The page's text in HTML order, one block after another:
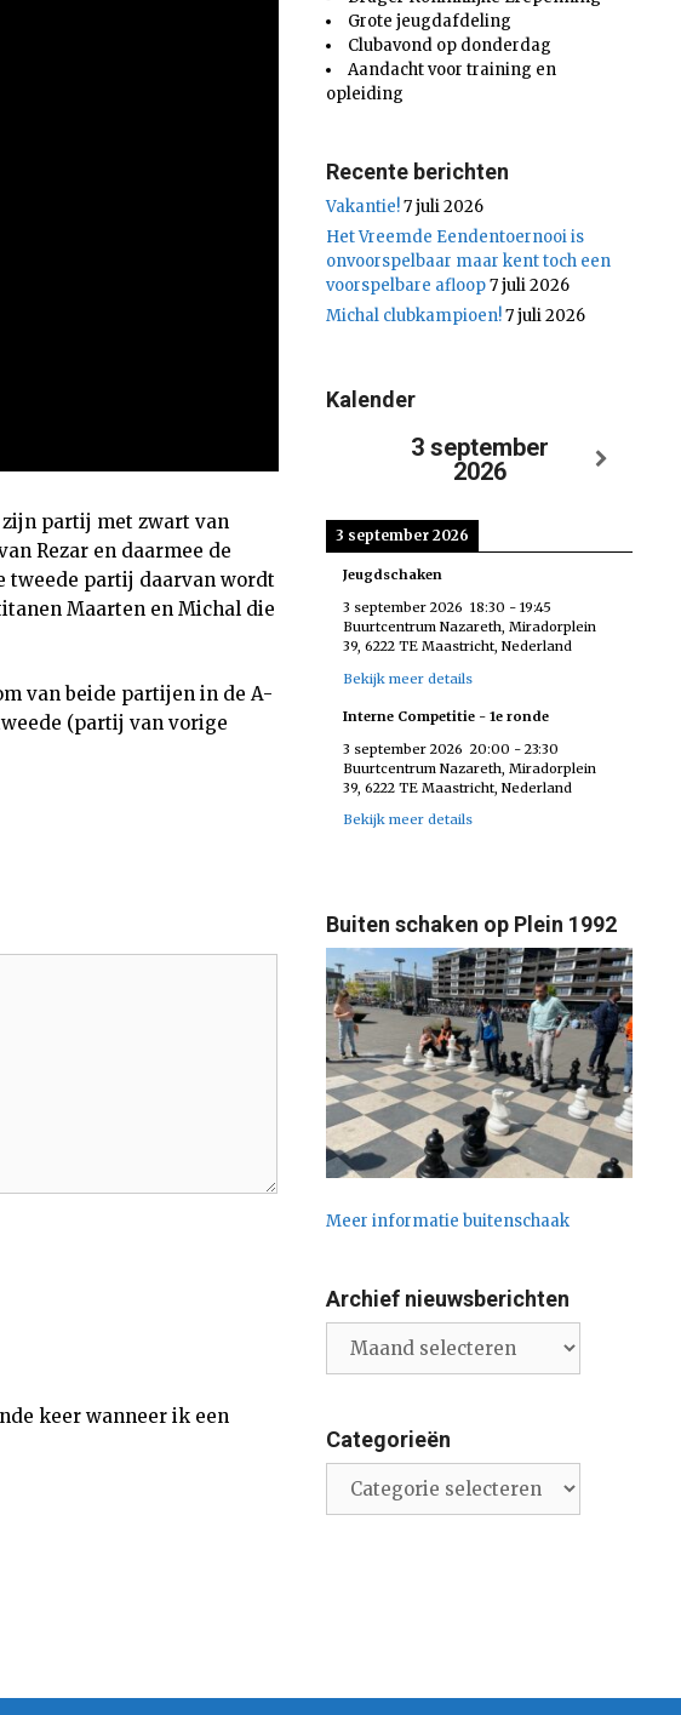
partij met zwart van
Rezar en daarmee de
tweede partij daarvan wordt
Maarten en Michal die
van beide partijen in de A-
(partij van vorige
keer wanneer ik een
Grote jeugdafdeling
Clubavond op donderdag
Aandacht voor training en
opleiding
Recente berichten
Vakantie!7 juli 2026
Het Vreemde Eendentoernooi is
onvoorspelbaar maar kent toch een
voorspelbare afloop7 juli 2026
Michal clubkampioen!7 juli 2026
Kalender
3 september
2026
3 september 2026
Jeugdschaken
3 september 2026 18:30 -19:45
Buurtcentrum Nazareth, Miradorplein
39, 6222 TE Maastricht, Nederland
Bekijk meer details
Interne Competitie - 1e ronde
3 september 2026 20:00 -23:30
Buurtcentrum Nazareth, Miradorplein
39, 6222 TE Maastricht, Nederland
Bekijk meer details
Buiten schaken op Plein 1992
Meer informatie buitenschaak
Archief nieuwsberichten
nieuwsberichten
Categorieën